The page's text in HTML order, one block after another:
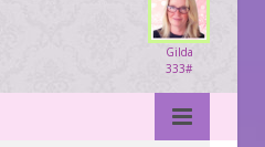
Gilda
333#